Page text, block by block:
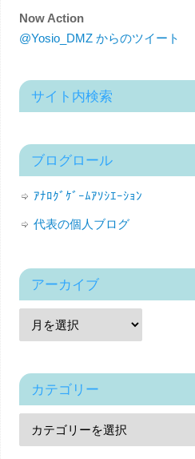
Now Action
@Yosio_DMZ からのツイート
サイト内検索
ブログロール
ｱﾅﾛｸﾞｹﾞｰﾑｱｿｼｴｰｼｮﾝ
代表の個人ブログ
アーカイブ
カテゴリー